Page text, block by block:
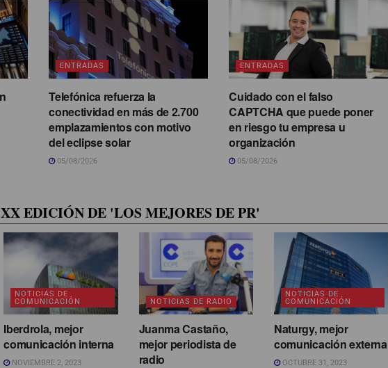
ENTRADAS
Telefónica refuerza la
conectividad en más de 2.700
emplazamientos con motivo
del eclipse solar
05/08/2026
ENTRADAS
Cuidado con el falso
CAPTCHA que puede poner
en riesgo tu empresa u
organización
05/08/2026
EDICIÓN DE 'LOS MEJORES DE PR'
NOTICIAS DE
COMUNICACIÓN
Iberdrola, mejor
comunicación interna
NOVIEMBRE 2, 2023
NOTICIAS DE RADIO
Juanma Castaño,
mejor periodista de
radio
NOTICIAS DE
COMUNICACIÓN
Naturgy, mejor
comunicación externa
OCTUBRE 31, 2023